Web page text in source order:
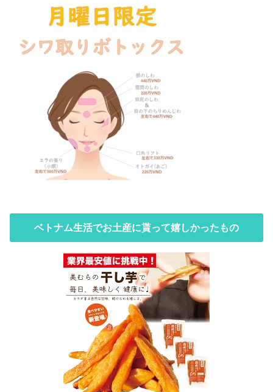
ベトナム生活でお土産に貰って嬉しかったもの